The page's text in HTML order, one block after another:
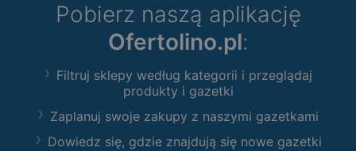
Pobierz naszą aplikację
Ofertolino.pl:
Filtruj sklepy według kategorii i przeglądaj
produkty i gazetki
Zaplanuj swoje zakupy z naszymi gazetkami
Dowiedz się, gdzie znajdują się nowe gazetki